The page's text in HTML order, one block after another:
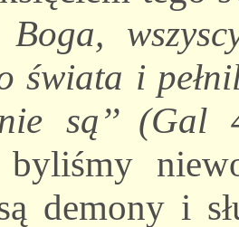
Boga,
świata i
są’’(Gal
byliśmy
demony i